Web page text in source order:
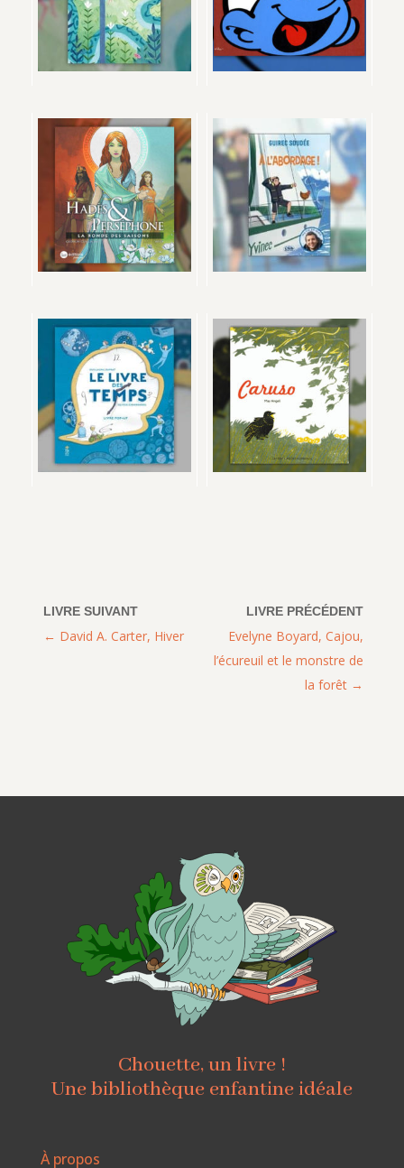
Evelyne Boyard, Cajou,
l’écureuil et le monstre de
la forêt
David A. Carter, Hiver
Chouette, un livre !
Une bibliothèque enfantine idéale
À propos